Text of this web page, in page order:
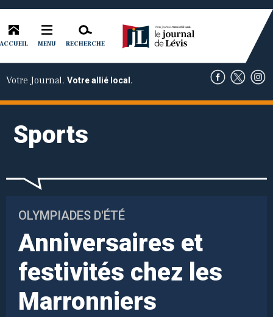
ACCUEIL MENU RECHERCHE
Votre Journal. Votre allié local.
Sports
OLYMPIADES D'ÉTÉ
Anniversaires et
festivités chez les
Marronniers